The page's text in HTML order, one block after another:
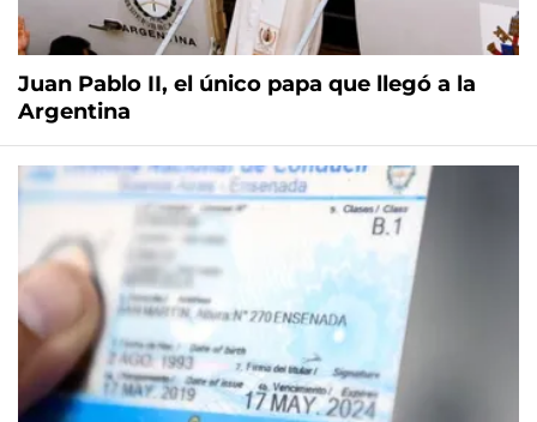
Juan Pablo II, el único papa que llegó a la
Argentina